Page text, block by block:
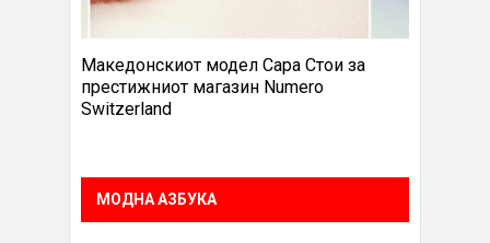
Македонскиот модел Сара Стои за
престижниот магазин Numero
Switzerland
МОДНА АЗБУКА